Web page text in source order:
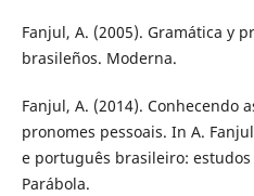
Fanjul, A. (2005). Gramática y
brasileños. Moderna.
Fanjul, A. (2014). Conhecendo
pronomes pessoais. In A.
e português brasileiro: estudos
Parábola.